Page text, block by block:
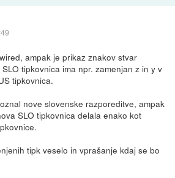
ampak je prikaz znakov stvar
tipkovnica ima npr. zamenjan z in y v
tipkovnica.
nove slovenske razporeditve, ampak
SLO tipkovnica delala enako kot
tipk veselo in vprašanje kdaj se bo